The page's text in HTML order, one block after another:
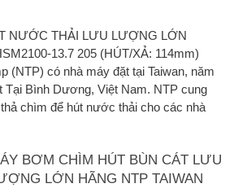
NƯỚC THẢI LƯU LƯỢNG LỚN
13.7 205 (HÚT/XẢ: 114mm)
(NTP) có nhà máy đặt tại Taiwan, năm
Tại Bình Dương, Việt Nam. NTP cung
chìm để hút nước thải cho các nhà
BƠM CHÌM HÚT BÙN CÁT LƯU
LỚN HÃNG NTP TAIWAN